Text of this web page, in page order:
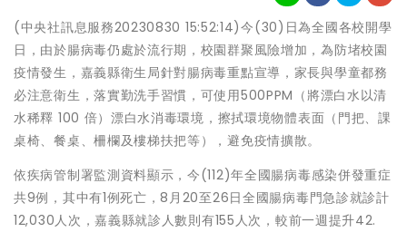
(中央社訊息服務20230830 15:52:14)今(30)日為全國各校開學
日，由於腸病毒仍處於流行期，校園群聚風險增加，為防堵校園
疫情發生，嘉義縣衛生局針對腸病毒重點宣導，家長與學童都務
必注意衛生，落實勤洗手習慣，可使用500PPM（將漂白水以清
水稀釋 100 倍）漂白水消毒環境，擦拭環境物體表面（門把、課
桌椅、餐桌、柵欄及樓梯扶把等），避免疫情擴散。
依疾病管制署監測資料顯示，今(112)年全國腸病毒感染併發重症
共9例，其中有1例死亡，8月20至26日全國腸病毒門急診就診計
12,030人次，嘉義縣就診人數則有155人次，較前一週提升42.